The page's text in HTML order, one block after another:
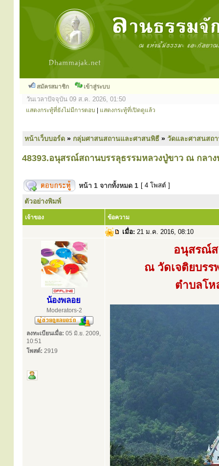
สมัครสมาชิก เข้าสู่ระบบ
วันเวลาปัจจุบัน 09 ส.ค. 2026, 01:50
แสดงกระทู้ที่ยังไม่มีการตอบ แสดงกระทู้ที่เปิดดูแล้ว
หน้าเว็บบอร์ด » กลุ่มศาสนสถานและศาสนพิธี » วัดและศาสนสถ
48393.อนุสรณ์สถานบรรลุธรรมหลวงปู่ขาว ณ กลา
หน้า 1 จากทั้งหมด 1 [ 4 โพสต์ ]
ตัวอย่างพิมพ์
เจ้าของ ข้อความ
เมื่อ: 21 ม.ค. 2016, 08:10
น้องพลอย
Moderators-2
ลงทะเบียนเมื่อ: 05 มิ.ย. 2009,
10:51
โพสต์: 2919
อนุสรณ์ส
ณ วัดเจติยบร
ตำบลโห